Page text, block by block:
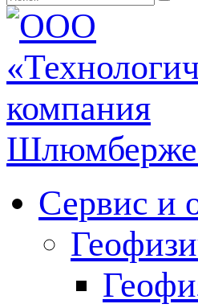
Сервис и